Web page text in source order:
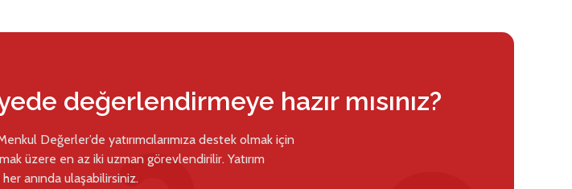
değerlendirmeye hazır mısınız?
Değerler’de yatırımcılarımıza destek olmak için
üzere en az iki uzman görevlendirilir. Yatırım
anında ulaşabilirsiniz.